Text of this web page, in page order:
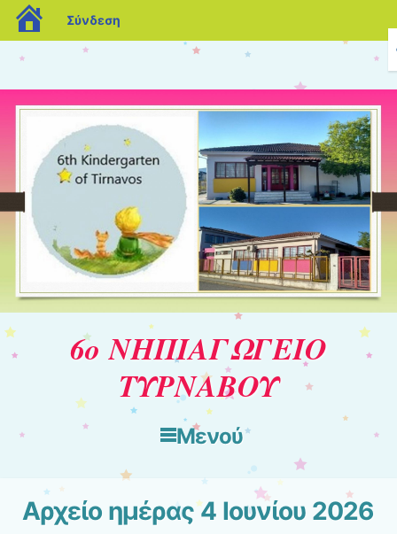
blogs.sch.gr
Σύνδεση
6ο ΝΗΠΙΑΓΩΓΕΙΟ
ΤΥΡΝΑΒΟΥ
Μενού
Μετάβαση στο περιεχόμενο
Αρχείο ημέρας4 Ιουνίου 2026